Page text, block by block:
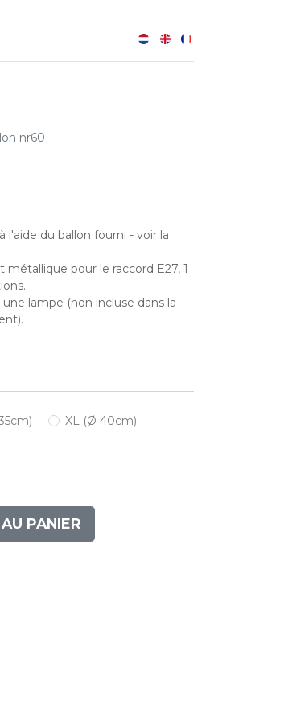
nr60
du ballon fourni - voir la
pour le raccord E27, 1
lampe (non incluse dans la
XL (Ø 40cm)
PANIER